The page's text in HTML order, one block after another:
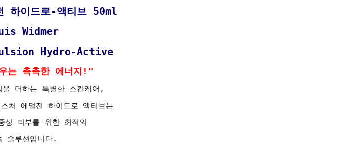
하이드로-액티브 50ml
Widmer
Hydro-Active
는 촉촉한 에너지!"
을 더하는 특별한 스킨케어,
처 에멀전 하이드로-액티브는
성 피부를 위한 최적의
솔루션입니다.